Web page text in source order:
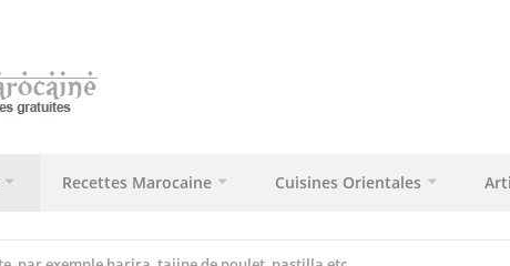
Recettes Marocaine Cuisines Orientales